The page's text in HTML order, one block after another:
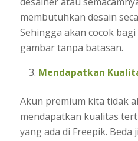
membutuhkan desain
Sehingga akan cocok
gambar tanpa batasan.
Mendapatkan
Akun premium kita tidak
mendapatkan kualitas
yang ada di Freepik.